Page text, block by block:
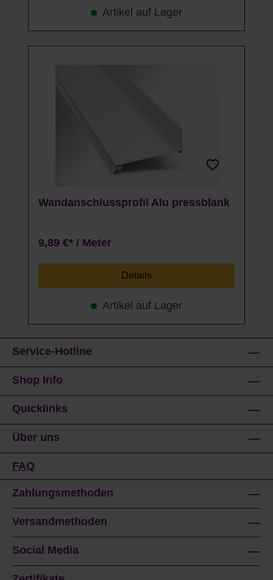
Artikel auf Lager
Wandanschlussprofil Alu pressblank
9,89 €* / Meter
Details
Artikel auf Lager
Service-Hotline
Shop Info
Quicklinks
Über uns
FAQ
Zahlungsmethoden
Versandmethoden
Social Media